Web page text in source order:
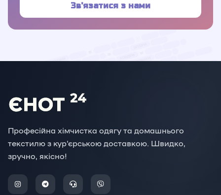
Зв'язатися з нами
Професійна хімчистка одягу та домашнього
текстилю з кур'єрською доставкою. Швидко,
зручно, якісно!